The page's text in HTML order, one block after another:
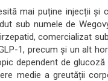
mai puține injecții și
sub numele de
comercializat
1, precum și un alt
dependent de glucoză
medie a greutății